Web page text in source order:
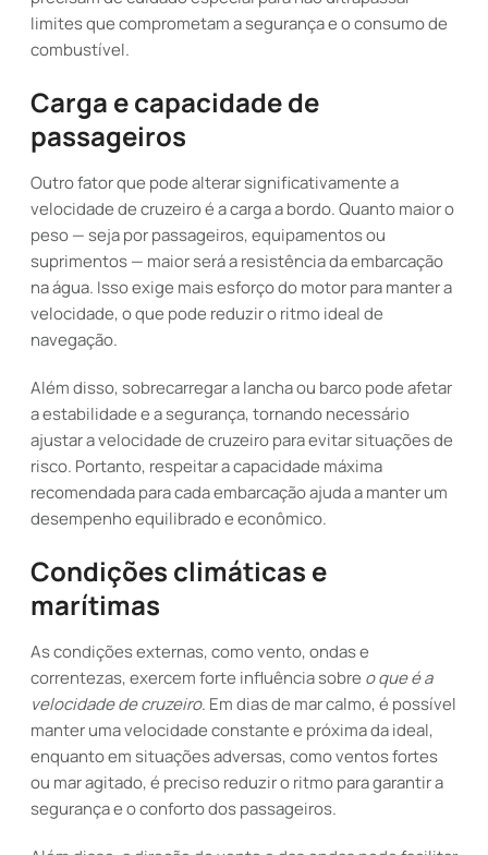
limites que comprometam a segurança e o consumo de
combustível.
Carga e capacidade de
passageiros
Outro fator que pode alterar significativamente a
velocidade de cruzeiro é a carga a bordo. Quanto maior o
peso — seja por passageiros, equipamentos ou
suprimentos — maior será a resistência da embarcação
na água. Isso exige mais esforço do motor para manter a
velocidade, o que pode reduzir o ritmo ideal de
navegação.
Além disso, sobrecarregar a lancha ou barco pode afetar
a estabilidade e a segurança, tornando necessário
ajustar a velocidade de cruzeiro para evitar situações de
risco. Portanto, respeitar a capacidade máxima
recomendada para cada embarcação ajuda a manter um
desempenho equilibrado e econômico.
Condições climáticas e
marítimas
As condições externas, como vento, ondas e
correntezas, exercem forte influência sobre o que é a
velocidade de cruzeiro. Em dias de mar calmo, é possível
manter uma velocidade constante e próxima da ideal,
enquanto em situações adversas, como ventos fortes
ou mar agitado, é preciso reduzir o ritmo para garantir a
segurança e o conforto dos passageiros.